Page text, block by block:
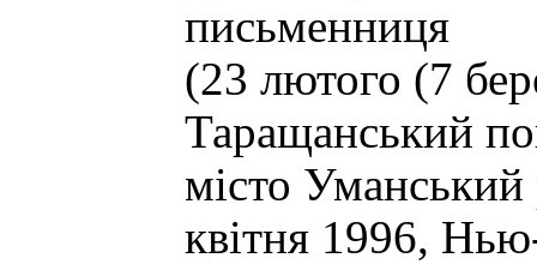
письменниця
(23 лютого (7
Таращанський
місто Уманський
квітня 1996,